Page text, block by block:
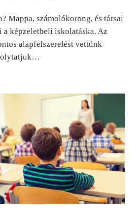
Mappa, számolókorong, és társai
a képzeletbeli iskolatáska. Az
alapfelszerelést vettünk